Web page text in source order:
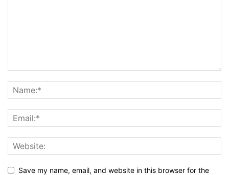
Save my name, email, and website in this browser for the